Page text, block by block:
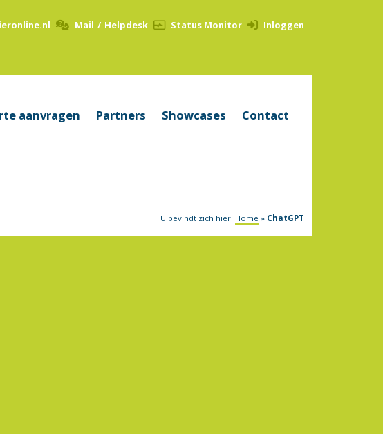
Mail / Helpdesk Status Monitor Inloggen
aanvragen Partners Showcases Contact
U bevindt zich hier: Home » ChatGPT